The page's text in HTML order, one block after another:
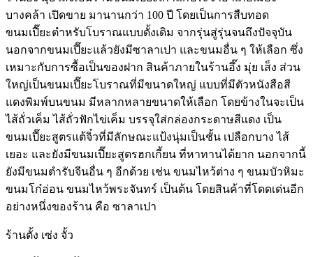
บางคล้า เปิดขาย มานานกว่า 100 ปี โดยเป็นการสืบทอด
ขนมเปี๊ยะตำหรับโบราณแบบดั้งเดิม จากรุ่นสู่รุ่นจนถึงปัจจุบัน
นอกจากขนมเปี๊ยะแล้วยังมีซาลาเปา และขนมอื่น ๆ ให้เลือก ซึ่ง
เหมาะกับการซื้อเป็นของฝาก สินค้าภายในร้านอึ๊ง มุ่ย เส็ง ส่วน
ใหญ่เป็นขนมเปี๊ยะโบราณที่มีขนาดใหญ่ แบบที่มีตัวหนังสือสี
แดงพิมพ์บนขนม มีหลากหลายขนาดให้เลือก โดยข้างในจะเป็น
ไส้ถั่วเค็ม ไส้ถั่วฟักไข่เค็ม บรรจุใส่กล่องกระดาษสีแดง เป็น
ขนมเปี๊ยะสูตรแต้จิ๋วที่มีลักษณะแป้งนุ่มเป็นชั้น เปลือกบาง ไส้
เยอะ และยังมีขนมเปี๊ยะสูตรฮกเกี้ยน ที่หาทานได้ยาก นอกจากนี้
ยังมีขนมตำรับจีนอื่น ๆ อีกด้วย เช่น ขนมไหว้ต่าง ๆ ขนมบัวหิมะ
ขนมโก๋อ่อน ขนมไหว้พระจันทร์ เป็นต้น โดยสินค้าที่โดดเด่นอีก
อย่างหนึ่งของร้าน คือ ซาลาเปา
ร้านตั้ง เซ่ง จั้ว